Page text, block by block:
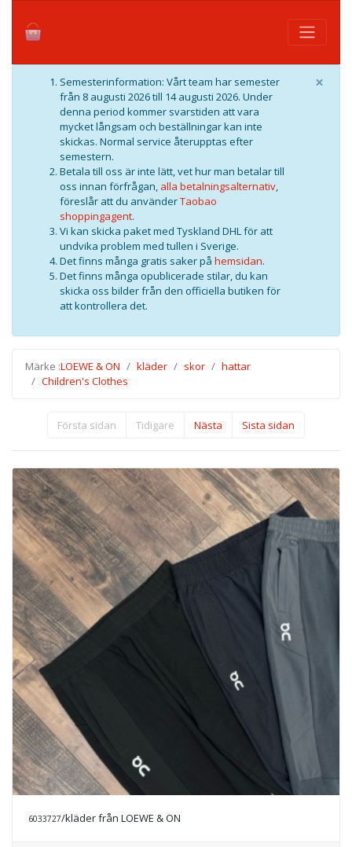
Semesterinformation: Vårt team har semester
från 8 augusti 2026 till 14 augusti 2026. Under
denna period kommer svarstiden att vara
mycket långsam och beställningar kan inte
skickas. Normal service återupptas efter
semestern.
Betala till oss är inte lätt, vet hur man betalar till
oss innan förfrågan, alla betalningsalternativ,
föreslår att du använderTaobao
shoppingagent.
Vi kan skicka paket med Tyskland DHL för att
undvika problem med tullen i Sverige.
Det finns många gratis saker på hemsidan.
Det finns många opublicerade stilar, du kan
skicka oss bilder från den officiella butiken för
att kontrollera det.
×
Märke :LOEWE & ON kläder skor
hattar
Children's Clothes
Första sidan Tidigare Nästa Sista sidan
6033727/kläder från LOEWE & ON